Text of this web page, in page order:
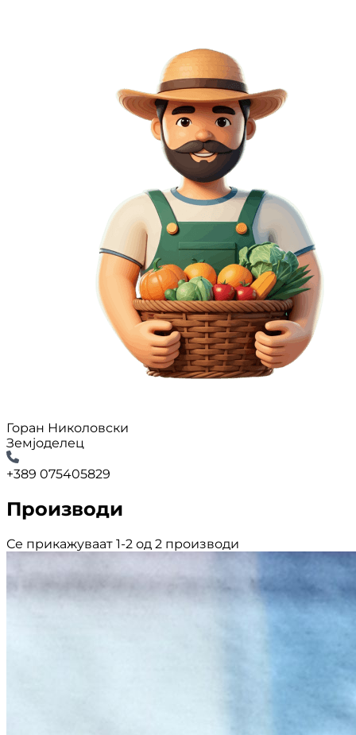
Горан Николовски
Земјоделец
+389 075405829
Производи
Се прикажуваат 1-2 од 2 производи